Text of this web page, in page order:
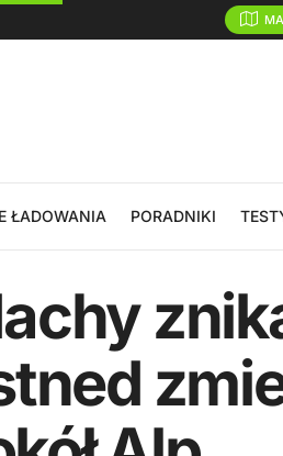
ŁADOWANIA PORADNIKI